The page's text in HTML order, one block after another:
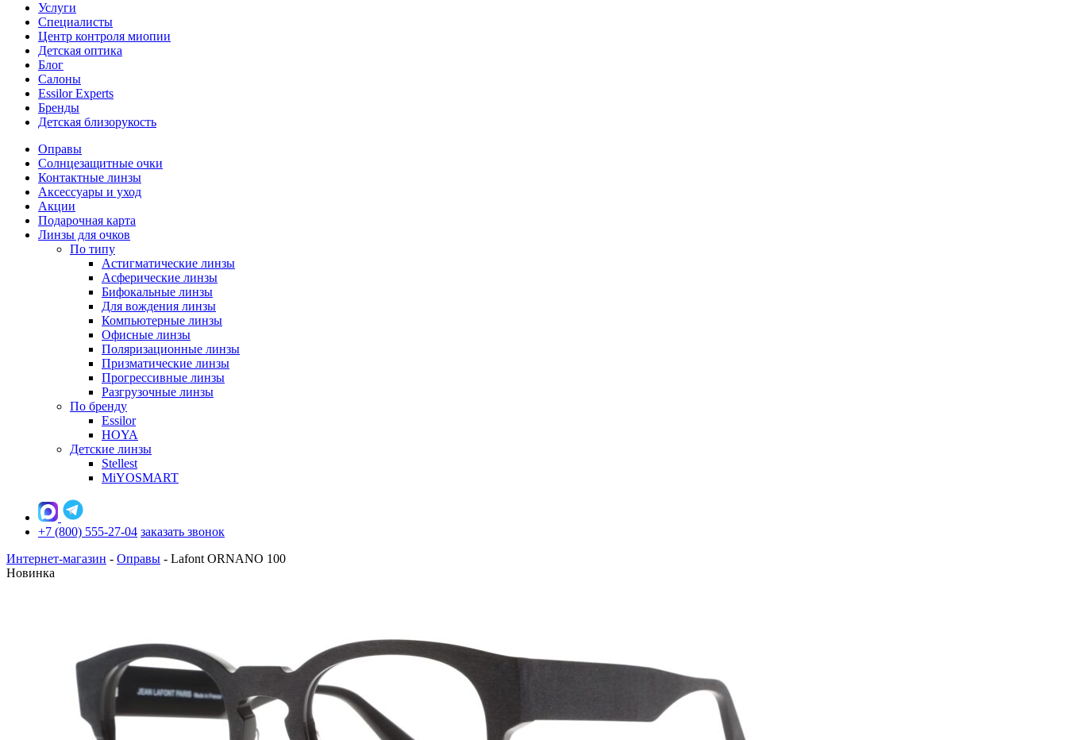
Услуги
Специалисты
Центр контроля миопии
Детская оптика
Блог
Салоны
Essilor Experts
Бренды
Детская близорукость
Оправы
Солнцезащитные очки
Контактные линзы
Аксессуары и уход
Акции
Подарочная карта
Линзы для очков
По типу
Астигматические линзы
Асферические линзы
Бифокальные линзы
Для вождения линзы
Компьютерные линзы
Офисные линзы
Поляризационные линзы
Призматические линзы
Прогрессивные линзы
Разгрузочные линзы
По бренду
Essilor
HOYA
Детские линзы
Stellest
MiYOSMART
+7 (800) 555-27-04 заказать звонок
Интернет-магазин - Оправы - Lafont ORNANO 100
Новинка